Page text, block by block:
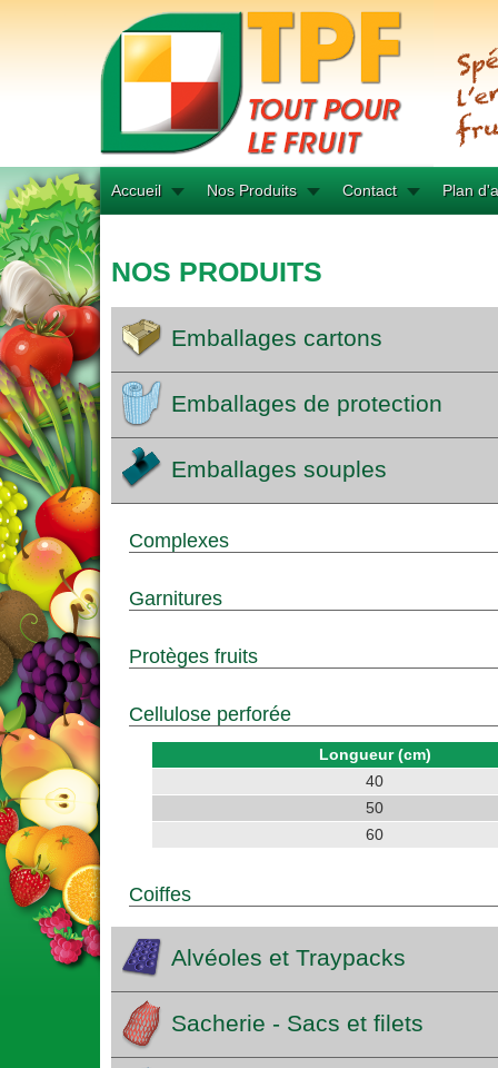
Accueil Nos Produits Contact Plan
NOS PRODUITS
Emballages cartons
Emballages de protection
Emballages souples
Complexes
Garnitures
Protèges fruits
Cellulose perforée
Longueur (cm)
40
50
60
Coiffes
Alvéoles et Traypacks
Sacherie - Sacs et filets